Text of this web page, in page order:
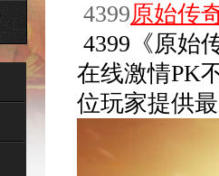
4399原始传
4399《原始
在线激情PK
位玩家提供